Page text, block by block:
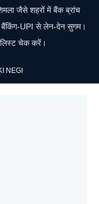
जैसे शहरों में बैंक ब्रांच
बैंकिंग-UPI से लेन-देन सुगम।
चेक करें।
NEGI